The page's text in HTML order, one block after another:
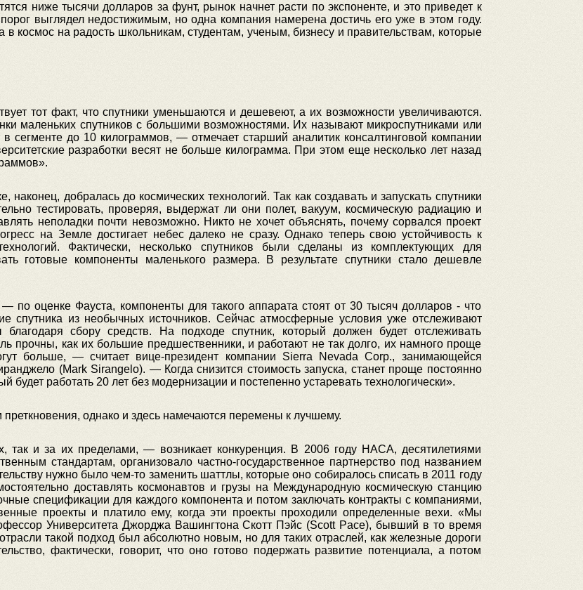
ниже тысячи долларов за фунт, рынок начнет расти по экспоненте, и это приведет к
выглядел недостижимым, но одна компания намерена достичь его уже в этом году.
в космос на радость школьникам, студентам, ученым, бизнесу и правительствам, которые
тот факт, что спутники уменьшаются и дешевеют, а их возможности увеличиваются.
маленьких спутников с большими возможностями. Их называют микроспутниками или
сегменте до 10 килограммов, — отмечает старший аналитик консалтинговой компании
разработки весят не больше килограмма. При этом еще несколько лет назад
добралась до космических технологий. Так как создавать и запускать спутники
тестировать, проверяя, выдержат ли они полет, вакуум, космическую радиацию и
неполадки почти невозможно. Никто не хочет объяснять, почему сорвался проект
на Земле достигает небес далеко не сразу. Однако теперь свою устойчивость к
Фактически, несколько спутников были сделаны из комплектующих для
готовые компоненты маленького размера. В результате спутники стало дешевле
по оценке Фауста, компоненты для такого аппарата стоят от 30 тысяч долларов - что
спутника из необычных источников. Сейчас атмосферные условия уже отслеживают
сбору средств. На подходе спутник, который должен будет отслеживать
прочны, как их большие предшественники, и работают не так долго, их намного проще
больше, — считает вице-президент компании Sierra Nevada Corp., занимающейся
(Mark Sirangelo). — Когда снизится стоимость запуска, станет проще постоянно
будет работать 20 лет без модернизации и постепенно устаревать технологически».
однако и здесь намечаются перемены к лучшему.
и за их пределами, — возникает конкуренция. В 2006 году НАСА, десятилетиями
стандартам, организовало частно-государственное партнерство под названием
нужно было чем-то заменить шаттлы, которые оно собиралось списать в 2011 году
доставлять космонавтов и грузы на Международную космическую станцию
спецификации для каждого компонента и потом заключать контракты с компаниями,
проекты и платило ему, когда эти проекты проходили определенные вехи. «Мы
Университета Джорджа Вашингтона Скотт Пэйс (Scott Pace), бывший в то время
такой подход был абсолютно новым, но для таких отраслей, как железные дороги
фактически, говорит, что оно готово подержать развитие потенциала, а потом